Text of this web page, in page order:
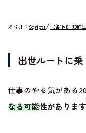
※ 引用： Sqripts/ 【第1回】知
出世ルートに
仕事のやる気がある20
なる可能性があります